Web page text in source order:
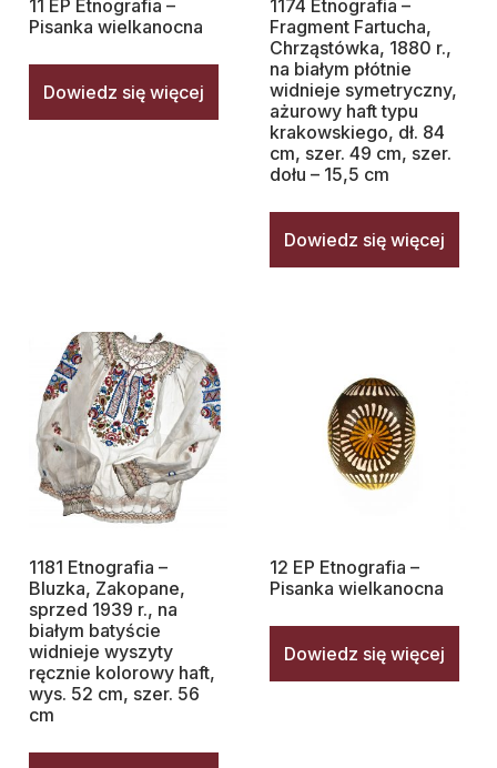
11 EP Etnografia –
Pisanka wielkanocna
Dowiedz się więcej
1174 Etnografia –
Fragment Fartucha,
Chrząstówka, 1880 r.,
na białym płótnie
widnieje symetryczny,
ażurowy haft typu
krakowskiego, dł. 84
cm, szer. 49 cm, szer.
dołu – 15,5 cm
Dowiedz się więcej
1181 Etnografia –
Bluzka, Zakopane,
sprzed 1939 r., na
białym batyście
widnieje wyszyty
ręcznie kolorowy haft,
wys. 52 cm, szer. 56
cm
12 EP Etnografia –
Pisanka wielkanocna
Dowiedz się więcej